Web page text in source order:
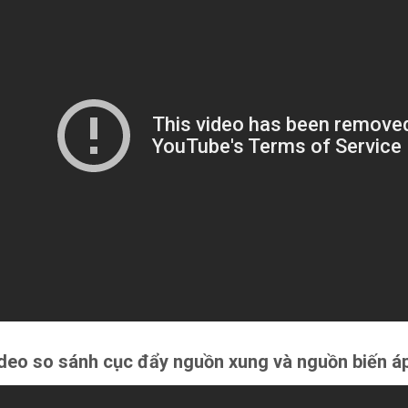
so sánh cục đẩy nguồn xung và nguồn biến